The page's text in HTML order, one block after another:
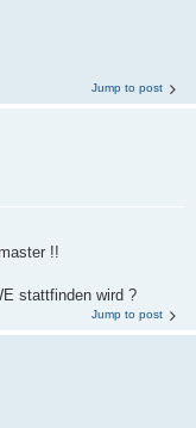
Jump to post
!!
stattfinden wird ?
Jump to post